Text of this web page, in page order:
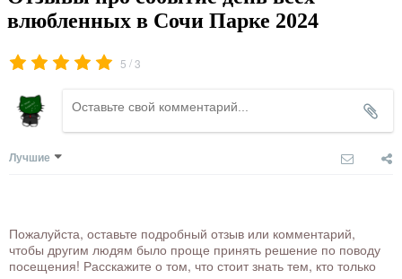
влюбленных в Сочи Парке 2024
5 /3
Лучшие
Пожалуйста, оставьте подробный отзыв или комментарий,
чтобы другим людям было проще принять решение по поводу
посещения! Расскажите о том, что стоит знать тем, кто только